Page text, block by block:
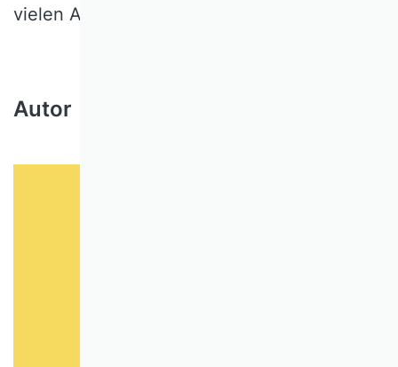
vielen Anwendungsfällen dar.
Autor